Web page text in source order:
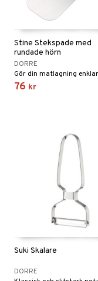
Stine Stekspade med
rundade hörn
DORRE
76 kr
Suki Skalare
DORRE